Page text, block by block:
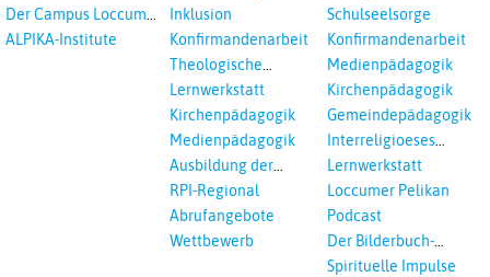
Der Campus Loccum
und Loccumer
ALPIKA-Institute
Inklusion
Konfirmandenarbeit
Theologische
Fortbildungen,
Interreligöses Lernen
Lernwerkstatt
Kirchenpädagogik
Medienpädagogik
Ausbildung der
Vikar*innen
RPI-Regional
Abrufangebote
Wettbewerb
Schulseelsorge
Konfirmandenarbeit
Medienpädagogik
Kirchenpädagogik
Gemeindepädagogik
Interreligioeses
Lernen
Lernwerkstatt
Loccumer Pelikan
Podcast
Der Bilderbuch-
Podcast
Spirituelle Impulse